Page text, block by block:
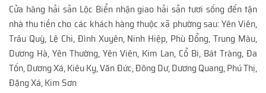
Cửa hàng hải sản Lộc Biển nhận giao hải sản tươi sống đến tận
nhà thu tiền cho các khách hàng thuộc xã phường sau: Yên Viên,
Trâu Quỳ, Lệ Chi, Đình Xuyên, Ninh Hiệp, Phù Đổng, Trung Màu,
Dương Hà, Yên Thường, Yên Viên, Kim Lan, Cổ Bi, Bát Tràng, Đa
Tốn, Dương Xá, Kiêu Kỵ, Văn Đức, Đông Dư, Dương Quang, Phú Thị,
Đặng Xá, Kim Sơn